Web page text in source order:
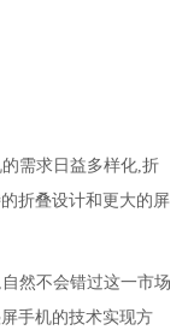
需求日益多样化,折
折叠设计和更大的屏
然不会错过这一市场
手机的技术实现方